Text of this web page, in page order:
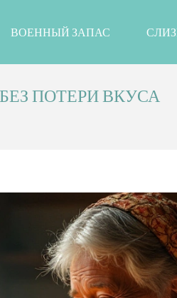
ВОЕННЫЙ ЗАПАС
ПОТЕРИ ВКУСА